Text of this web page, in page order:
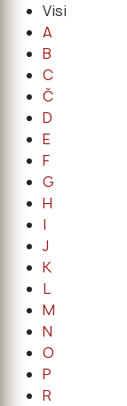
Visi
A
B
C
Č
D
E
F
G
H
I
J
K
L
M
N
O
P
R